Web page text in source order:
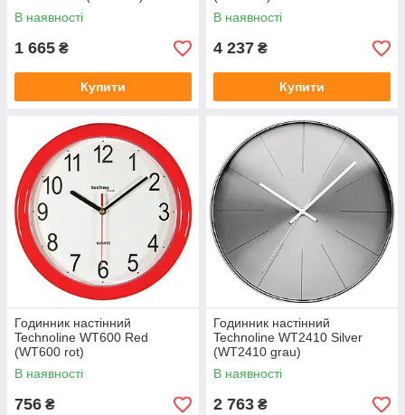
В наявності
1 665 ₴
Купити
В наявності
4 237 ₴
Купити
Годинник настінний
Technoline WT600 Red
(WT600 rot)
В наявності
756 ₴
Годинник настінний
Technoline WT2410 Silver
(WT2410 grau)
В наявності
2 763 ₴